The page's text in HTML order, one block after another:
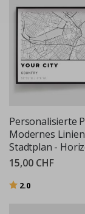
Personalisierte
Modernes
Stadtplan -
15,00 CHF
Bewertung:
2.0